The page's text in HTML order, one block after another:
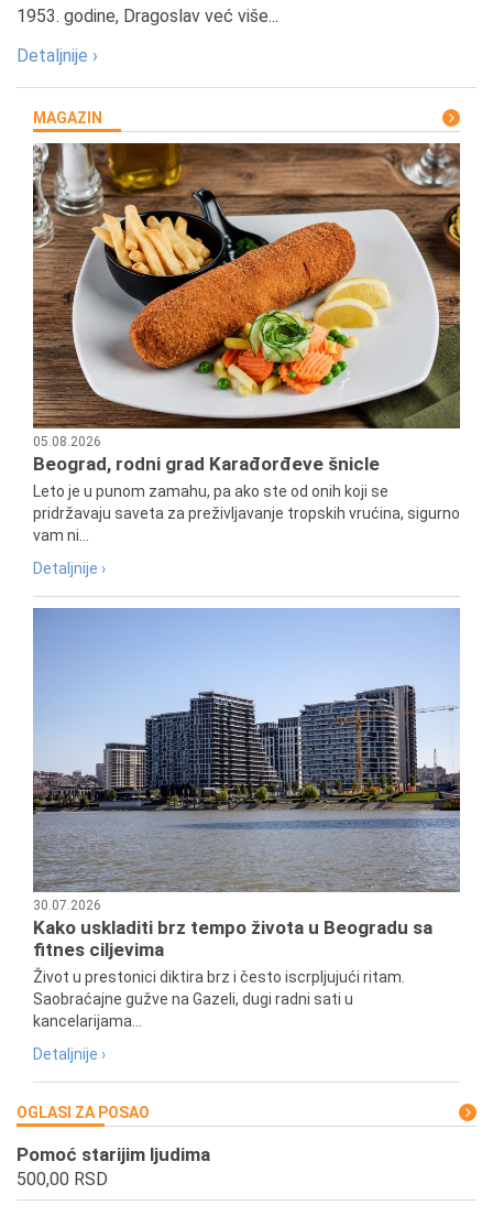
1953. godine, Dragoslav već više...
Detaljnije ›
MAGAZIN
05.08.2026
Beograd, rodni grad Karađorđeve šnicle
Leto je u punom zamahu, pa ako ste od onih koji se
pridržavaju saveta za preživljavanje tropskih vrućina, sigurno
vam ni...
Detaljnije ›
30.07.2026
Kako uskladiti brz tempo života u Beogradu sa
fitnes ciljevima
Život u prestonici diktira brz i često iscrpljujući ritam.
Saobraćajne gužve na Gazeli, dugi radni sati u
kancelarijama...
Detaljnije ›
OGLASI ZA POSAO
Pomoć starijim ljudima
500,00 RSD